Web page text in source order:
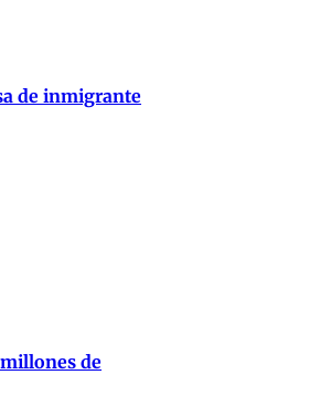
de inmigrante
de